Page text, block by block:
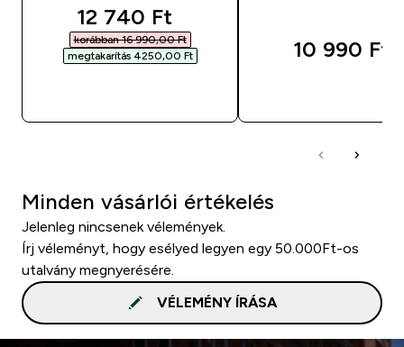
discounted price
12 740 Ft‎
korábban 16 990,00 Ft‎
megtakarítás 4250,00 Ft‎
10 990 Ft‎
Minden vásárlói értékelés
Jelenleg nincsenek vélemények.
Írj véleményt, hogy esélyed legyen egy 50.000Ft-os
utalvány megnyerésére.
VÉLEMÉNY ÍRÁSA